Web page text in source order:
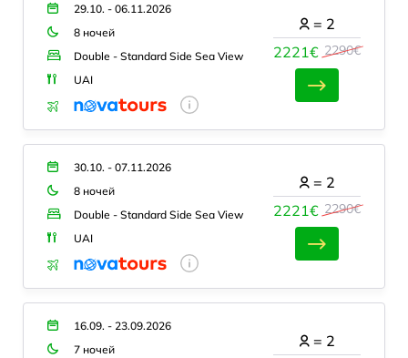
29.10. - 06.11.2026
8 ночей
Double - Standard Side Sea View
UAI
2221€ 2290€
= 2
30.10. - 07.11.2026
8 ночей
Double - Standard Side Sea View
UAI
2221€ 2290€
= 2
16.09. - 23.09.2026
7 ночей
= 2